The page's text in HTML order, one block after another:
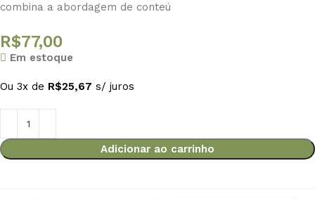
combina a abordagem de conteú
R$77,00
Em estoque
Ou 3x de R$25,67 s/ juros
Adicionar ao carrinho